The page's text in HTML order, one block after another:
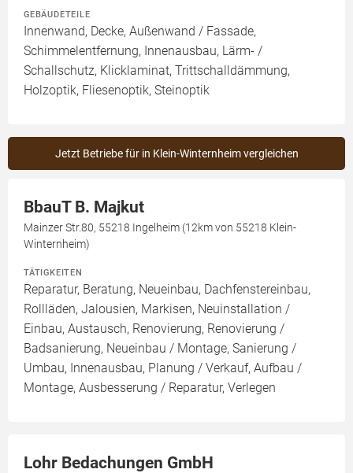
GEBÄUDETEILE
Innenwand, Decke, Außenwand / Fassade,
Schimmelentfernung, Innenausbau, Lärm- /
Schallschutz, Klicklaminat, Trittschalldämmung,
Holzoptik, Fliesenoptik, Steinoptik
Jetzt Betriebe für in Klein-Winternheim vergleichen
BbauT B. Majkut
Mainzer Str.80, 55218 Ingelheim (12km von 55218 Klein-
Winternheim)
TÄTIGKEITEN
Reparatur, Beratung, Neueinbau, Dachfenstereinbau,
Rollläden, Jalousien, Markisen, Neuinstallation /
Einbau, Austausch, Renovierung, Renovierung /
Badsanierung, Neueinbau / Montage, Sanierung /
Umbau, Innenausbau, Planung / Verkauf, Aufbau /
Montage, Ausbesserung / Reparatur, Verlegen
Lohr Bedachungen GmbH